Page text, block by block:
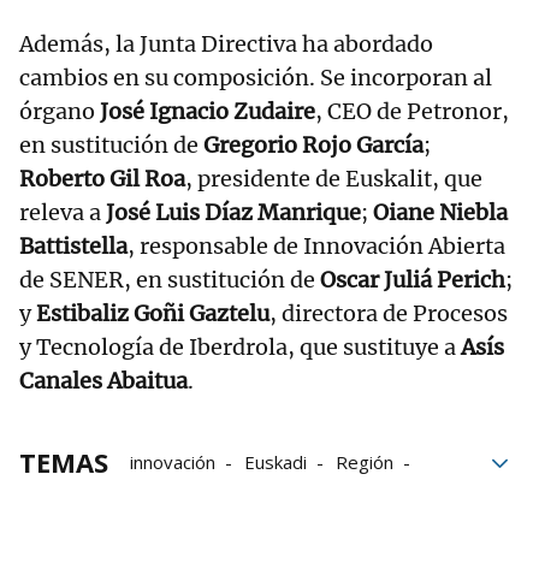
Además, la Junta Directiva ha abordado
cambios en su composición. Se incorporan al
órgano José Ignacio Zudaire, CEO de Petronor,
en sustitución de Gregorio Rojo García;
Roberto Gil Roa, presidente de Euskalit, que
releva aJosé Luis Díaz Manrique; Oiane Niebla
Battistella, responsable de Innovación Abierta
de SENER, en sustitución de Oscar Juliá Perich;
yEstibaliz Goñi Gaztelu, directora de Procesos
y Tecnología de Iberdrola, que sustituye aAsís
Canales Abaitua.
TEMAS innovación Euskadi
Región